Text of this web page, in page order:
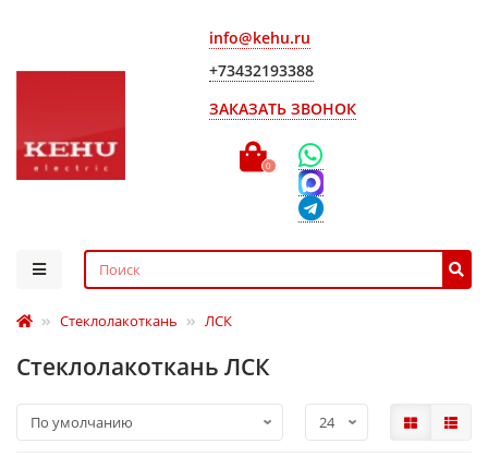
info@kehu.ru
+73432193388
ЗАКАЗАТЬ ЗВОНОК
0
Стеклолакоткань ЛСК
Стеклолакоткань ЛСК